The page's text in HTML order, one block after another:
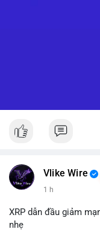
Vlike Wire
1 h
XRP dẫn đầu giảm
nhẹ